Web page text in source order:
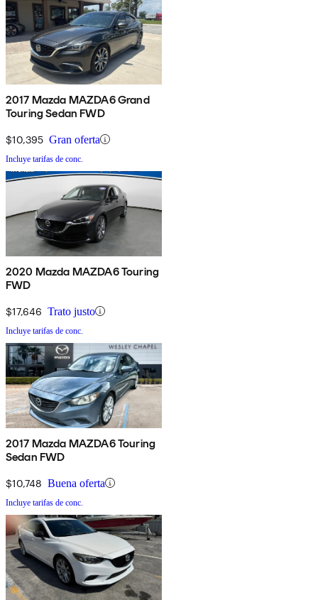
2017 Mazda MAZDA6 Grand
Touring Sedan FWD
$10,395 Gran oferta
Incluye tarifas de conc.
2020 Mazda MAZDA6 Touring
FWD
$17,646 Trato justo
Incluye tarifas de conc.
2017 Mazda MAZDA6 Touring
Sedan FWD
$10,748 Buena oferta
Incluye tarifas de conc.